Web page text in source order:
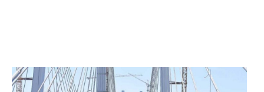
الرئيس عبد الفتاح السيسي يفتتح محور روض الفرج